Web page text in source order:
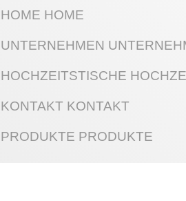
HOME HOME
UNTERNEHMEN
HOCHZEITSTISCHE
KONTAKT KONTAKT
PRODUKTE PRODUKTE